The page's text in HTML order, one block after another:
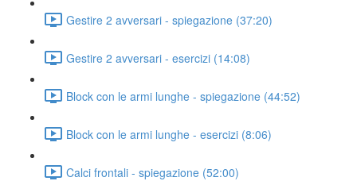
Gestire 2 avversari - spiegazione (37:20)
Gestire 2 avversari - esercizi (14:08)
Block con le armi lunghe - spiegazione (44:52)
Block con le armi lunghe - esercizi (8:06)
Calci frontali - spiegazione (52:00)